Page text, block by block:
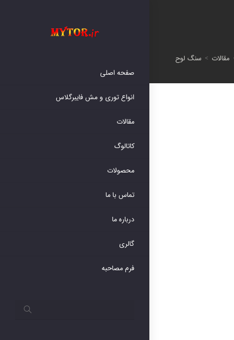
صفحه اصلی
انواع توری و مش فایبرگلاس
مقالات
کاتالوگ
محصولات
تماس با ما
درباره ما
گالری
فرم مصاحبه
مقالات > سنگ لوح